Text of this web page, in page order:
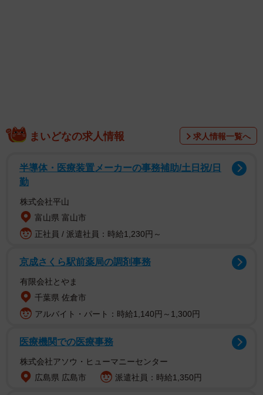
「職員も誠心誠意取り組んでおりますので、何卒温かく
見守っていただきますようお願い申し上げます」（同館）
最新情報などは公式ホームページで発信するとしていま
す。
メイは2004年5月9日、鳥羽水族館で誕生。今年で22歳。
2025年11月には天皇皇后両陛下がご覧になりました。
まいどなの求人情報 求人情報一覧へ
半導体・医療装置メーカーの事務補助/土日祝/日
勤
株式会社平山
富山県 富山市
正社員 / 派遣社員：時給1,230円～
京成さくら駅前薬局の調剤事務
有限会社とやま
千葉県 佐倉市
アルバイト・パート：時給1,140円～1,300円
医療機関での医療事務
株式会社アソウ・ヒューマニーセンター
広島県 広島市
派遣社員：時給1,350円